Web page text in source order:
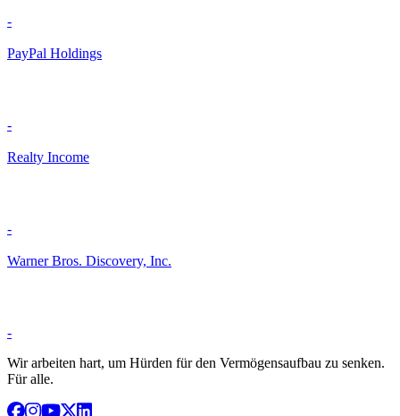
-
PayPal Holdings
-
Realty Income
-
Warner Bros. Discovery, Inc.
-
Wir arbeiten hart, um Hürden für den Vermögensaufbau zu senken.
Für alle.